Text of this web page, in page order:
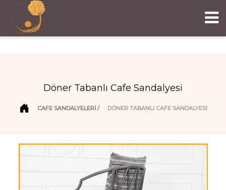
Döner Tabanlı Cafe Sandalyesi
CAFE SANDALYELERI DÖNER TABANLI CAFE SANDALYESI